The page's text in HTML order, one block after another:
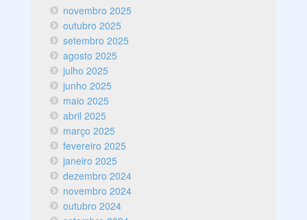
novembro 2025
outubro 2025
setembro 2025
agosto 2025
julho 2025
junho 2025
maio 2025
abril 2025
março 2025
fevereiro 2025
janeiro 2025
dezembro 2024
novembro 2024
outubro 2024